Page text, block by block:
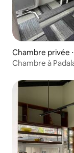
Chambre privée
Chambre à